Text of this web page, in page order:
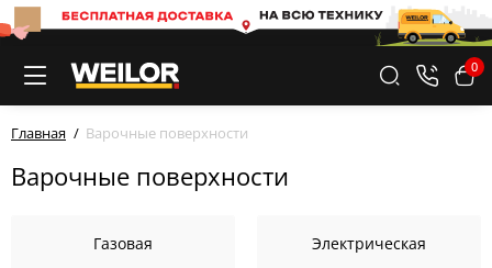
0
Главная Варочные поверхности
Варочные поверхности
Газовая Электрическая